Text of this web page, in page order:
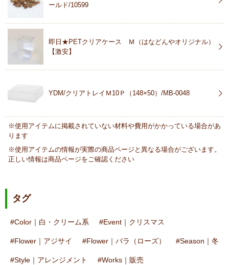
ールド/10599
即日★PETクリアケース Ｍ（はなどんやオリジナル）
【激安】
YDM/クリアトレイＭ10Ｐ（148×50）/MB-0048
※使用アイテムに掲載されていない材料や費用がかかっている場合があ
ります
※使用アイテムの情報が実際の商品ページと異なる場合がございます。
正しい情報は商品ページをご確認ください
タグ
Color｜白・クリーム系 Event｜クリスマス
Flower｜アジサイ Flower｜バラ（ローズ） Season｜冬
Style｜アレンジメント Works｜販売